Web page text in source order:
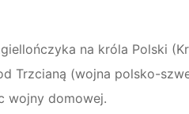
na króla Polski
Trzcianą (wojna polsko-
wojny domowej.